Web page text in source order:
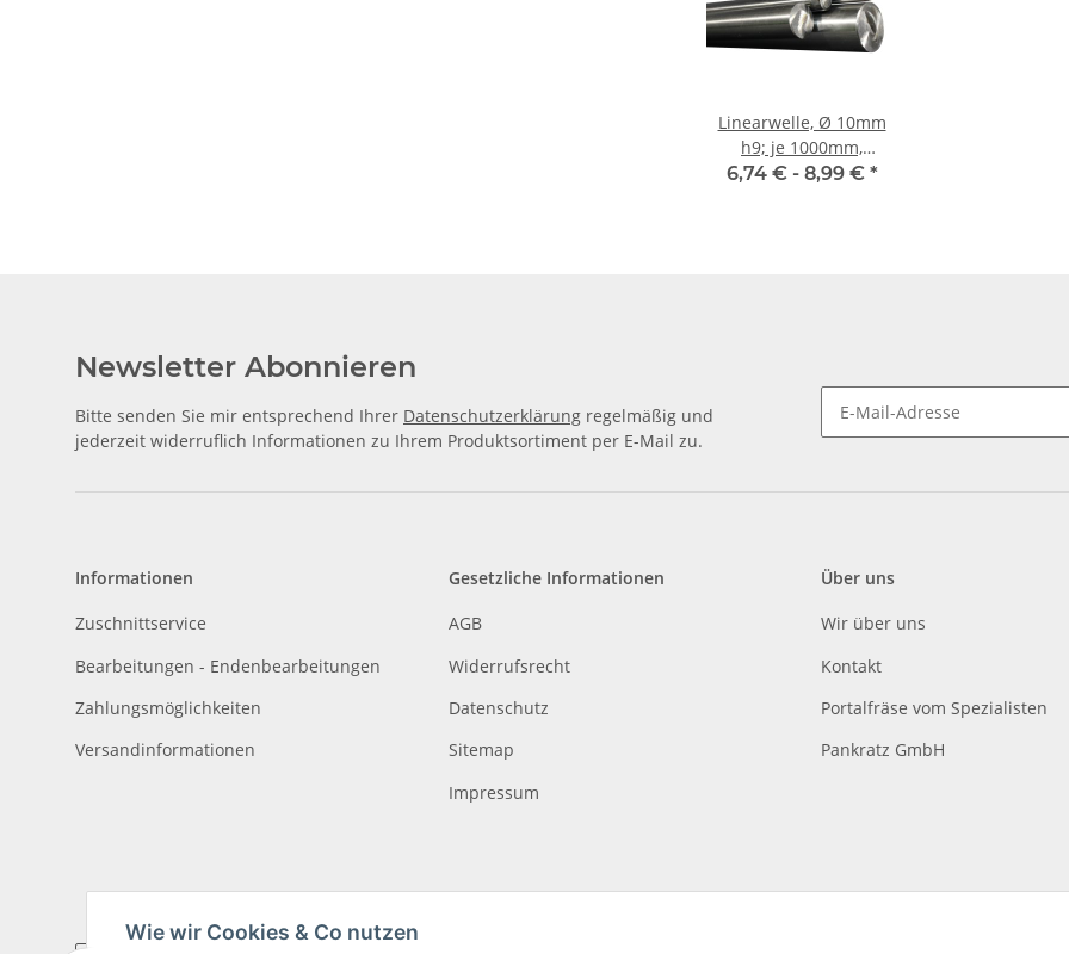
Linearwelle, Ø 10mm
h9; je 1000mm,
115CrV3 geschliffen
6,74 € - 8,99 € *
Newsletter Abonnieren
Bitte senden Sie mir entsprechend Ihrer Datenschutzerklärung regelmäßig und
jederzeit widerruflich Informationen zu Ihrem Produktsortiment per E-Mail zu.
Informationen
Zuschnittservice
Bearbeitungen - Endenbearbeitungen
Zahlungsmöglichkeiten
Versandinformationen
Gesetzliche Informationen
AGB
Widerrufsrecht
Datenschutz
Sitemap
Impressum
Über uns
Wir über uns
Kontakt
Portalfräse vom Spezialisten
Pankratz GmbH
Wie wir Cookies & Co nutzen